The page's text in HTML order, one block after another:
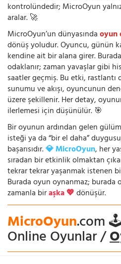
kontrolündedir; MicroOyun
aralar. 🚀
MicroOyun’un dünyasındaoyun
dönüş yoludur. Oyuncu, günün
kendine ait bir alana girer.
odaklanır; zaman yavaşlar gibi
saatler geçmiş. Bu etki, rastlantı
sunumu ve akışı, oyuncunun
üzere şekillenir. Her detay,
ilerlemesi için düşünülür. 🎯
Bir oyunun ardından gelen
isteği ya da “bir el daha”
başarısıdır.💎 MicroOyun, her
sıradan bir etkinlik olmaktan
tekrar tekrar yaşanmak istenen
Burada oyun oynanmaz; burada
zamanla biraşka 💖dönüşür.
MicroOyun.com
Online Oyunlar /